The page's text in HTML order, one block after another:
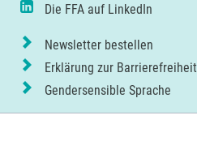
Die FFA auf LinkedIn
Newsletter bestellen
Erklärung zur Barrierefreiheit
Gendersensible Sprache